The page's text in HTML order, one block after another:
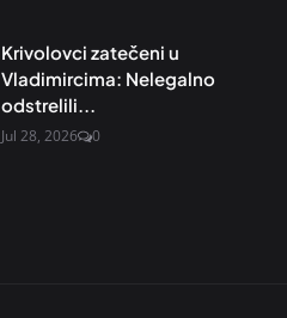
Krivolovci zatečeni u
Vladimircima: Nelegalno
odstrelili...
Jul 28, 2026 0